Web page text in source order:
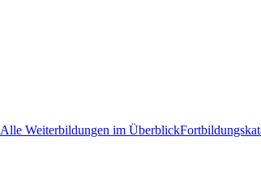
Alle Weiterbildungen im Überblick